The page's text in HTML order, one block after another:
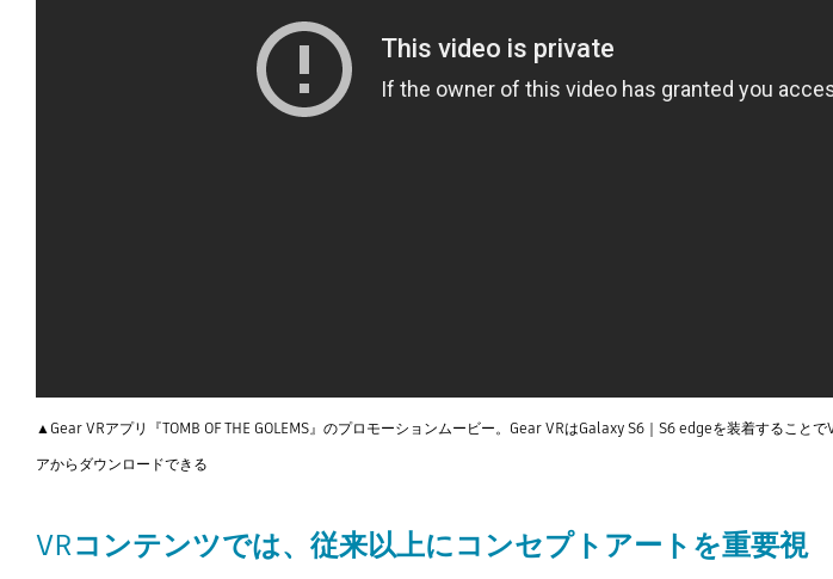
▲Gear VRアプリ『TOMB OF THE GOLEMS』のプロモーションムービー。Gear VRはGalaxy S6｜S6 edgeを装着すること
アからダウンロードできる
VRコンテンツでは、従来以上にコンセプトアートを重要視